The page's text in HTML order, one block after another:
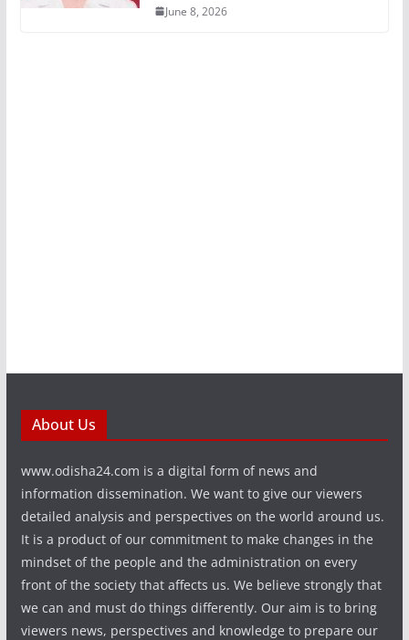
June 8, 2026
About Us
www.odisha24.com is a digital form of news and
information dissemination. We want to give our viewers
detailed analysis and perspectives on the world around us.
It is a product of our commitment to make changes in the
mindset of the people and the administration on every
front of the society that affects us. We believe strongly that
we can and must do things differently. Our aim is to bring
viewers news, perspectives and knowledge to prepare our